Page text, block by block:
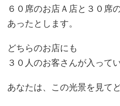
６０席のお店Ａ店と３０席
あったとします。
どちらのお店にも
３０人のお客さんが入ってい
あなたは、この光景を見て